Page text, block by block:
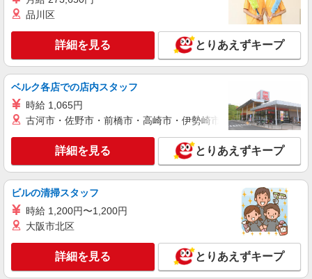
有）★ ゜・。○。・゜+゜・。○。・゜+゜
キープ 詳細を見る
派遣社員
株式会社シエロ
【au】の携帯販売スタッフ
時給1400円〜 ※残業代支給 ★交通費別途支給
（規定あり） ゜+゜・。○。・゜+゜・。○。・゜
+゜ 入社祝い金10万円支給(規定有) お友達を紹介
頂くと, インセンティブ支給(規定有) ★月2回払
い・週払い可能（規程有）★ ゜・。○。・゜
+゜・。○。・゜+゜
キープ 詳細を見る
紹介予定派遣
株式会社シエロ
携帯販売スタッフ【楽天モバイル】
未経験：月給26万円〜 経験者：月給27万円〜
※残業代支給 ★交通費別途支給（規定あり） ゜
+゜・。○。・゜+゜・。○。・゜+゜ 入社祝い金10
万円支給(規定有) お友達を紹介頂くと, インセンテ
ィブ支給(規定有) ゜・。○。・゜+゜・。○。・゜
岐阜県大垣市の家電量販店
品川区
詳細を見る とりあえずキープ
ベルク各店での店内スタッフ
時給 1,065円
古河市・佐野市・前橋市・高崎市・伊勢崎市・太田市・館林市
詳細を見る とりあえずキープ
ビルの清掃スタッフ
時給 1,200円〜1,200円
大阪市北区
詳細を見る とりあえずキープ